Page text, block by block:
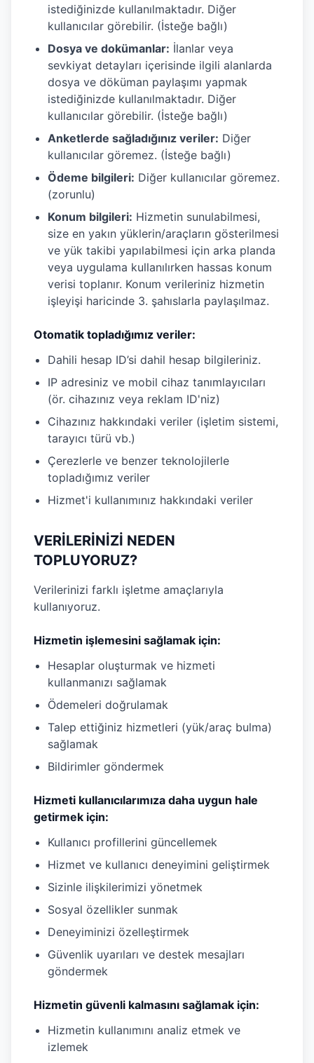
istediğinizde kullanılmaktadır. Diğer
kullanıcılar görebilir. (İsteğe bağlı)
Dosya ve dokümanlar: İlanlar veya
sevkiyat detayları içerisinde ilgili alanlarda
dosya ve döküman paylaşımı yapmak
istediğinizde kullanılmaktadır. Diğer
kullanıcılar görebilir. (İsteğe bağlı)
Anketlerde sağladığınız veriler: Diğer
kullanıcılar göremez. (İsteğe bağlı)
Ödeme bilgileri: Diğer kullanıcılar göremez.
(zorunlu)
Konum bilgileri: Hizmetin sunulabilmesi,
size en yakın yüklerin/araçların gösterilmesi
ve yük takibi yapılabilmesi için arka planda
veya uygulama kullanılırken hassas konum
verisi toplanır. Konum verileriniz hizmetin
işleyişi haricinde 3. şahıslarla paylaşılmaz.
Otomatik topladığımız veriler:
Dahili hesap ID’si dahil hesap bilgileriniz.
IP adresiniz ve mobil cihaz tanımlayıcıları
(ör. cihazınız veya reklam ID'niz)
Cihazınız hakkındaki veriler (işletim sistemi,
tarayıcı türü vb.)
Çerezlerle ve benzer teknolojilerle
topladığımız veriler
Hizmet'i kullanımınız hakkındaki veriler
VERİLERİNİZİ NEDEN
TOPLUYORUZ?
Verilerinizi farklı işletme amaçlarıyla
kullanıyoruz.
Hizmetin işlemesini sağlamak için:
Hesaplar oluşturmak ve hizmeti
kullanmanızı sağlamak
Ödemeleri doğrulamak
Talep ettiğiniz hizmetleri (yük/araç bulma)
sağlamak
Bildirimler göndermek
Hizmeti kullanıcılarımıza daha uygun hale
getirmek için:
Kullanıcı profillerini güncellemek
Hizmet ve kullanıcı deneyimini geliştirmek
Sizinle ilişkilerimizi yönetmek
Sosyal özellikler sunmak
Deneyiminizi özelleştirmek
Güvenlik uyarıları ve destek mesajları
göndermek
Hizmetin güvenli kalmasını sağlamak için:
Hizmetin kullanımını analiz etmek ve
izlemek